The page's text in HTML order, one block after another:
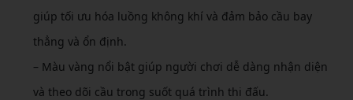
giúp tối ưu hóa luồng không khí và đảm bảo cầu bay
thẳng và ổn định.
– Màu vàng nổi bật giúp người chơi dễ dàng nhận diện
và theo dõi cầu trong suốt quá trình thi đấu.